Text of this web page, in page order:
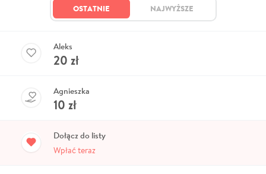
OSTATNIE NAJWYŻSZE
Aleks
20 zł
Agnieszka
10 zł
Dołącz do listy
Wpłać teraz